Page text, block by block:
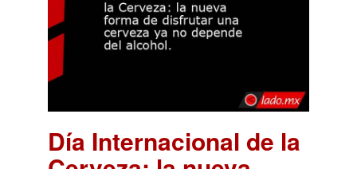
Día Internacional de la